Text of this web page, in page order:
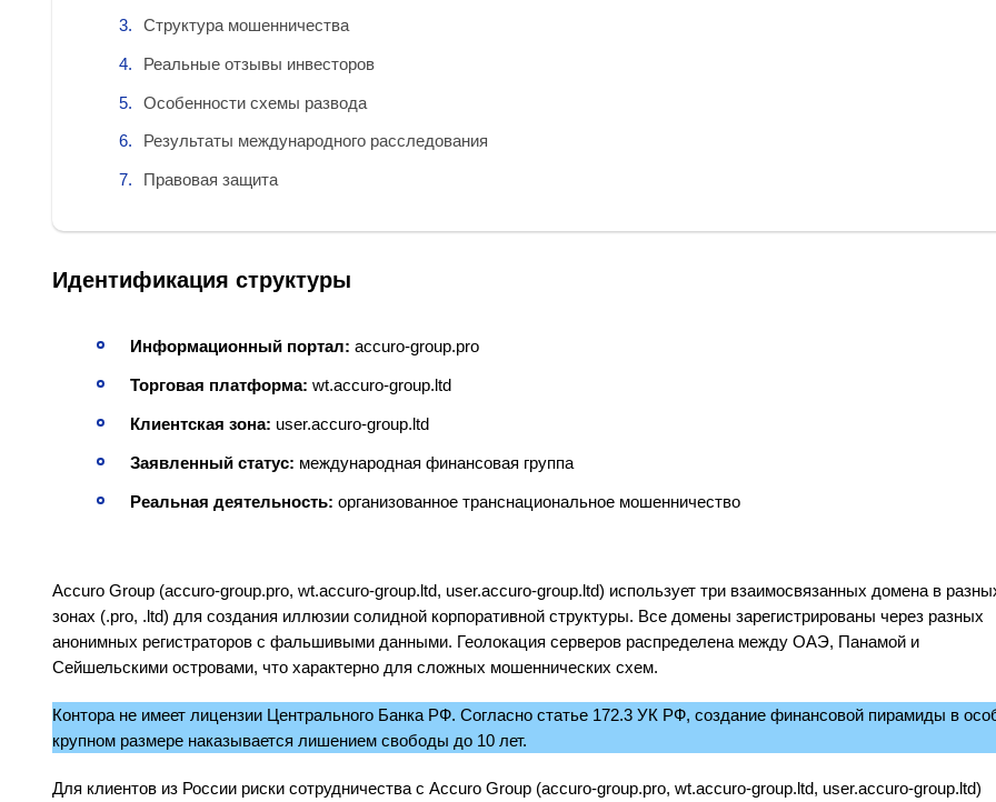
Структура мошенничества
Реальные отзывы инвесторов
Особенности схемы развода
Результаты международного расследования
Правовая защита
Идентификация структуры
Информационный портал: accuro-group.pro
Торговая платформа: wt.accuro-group.ltd
Клиентская зона: user.accuro-group.ltd
Заявленный статус: международная финансовая группа
Реальная деятельность: организованное транснациональное мошенничество
Accuro Group (accuro-group.pro, wt.accuro-group.ltd, user.accuro-group.ltd) использует три взаимосвязанных домена в
зонах (.pro, .ltd) для создания иллюзии солидной корпоративной структуры. Все домены зарегистрированы через разных
анонимных регистраторов с фальшивыми данными. Геолокация серверов распределена между ОАЭ, Панамой и
Сейшельскими островами, что характерно для сложных мошеннических схем.
Контора не имеет лицензии Центрального Банка РФ. Согласно статье 172.3 УК РФ, создание финансовой пирамиды в
крупном размере наказывается лишением свободы до 10 лет.
Для клиентов из России риски сотрудничества с Accuro Group (accuro-group.pro, wt.accuro-group.ltd, user.accuro-group.ltd)